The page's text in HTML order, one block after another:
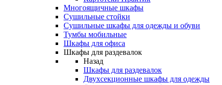
Многоящичные шкафы
Сушильные стойки
Сушильные шкафы для одежды и обуви
Тумбы мобильные
Шкафы для офиса
Шкафы для раздевалок
Назад
Шкафы для раздевалок
Двухсекционные шкафы для одежды